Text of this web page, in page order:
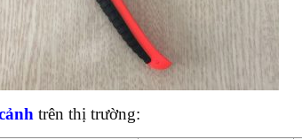
trên thị trường: